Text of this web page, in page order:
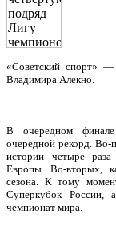
«Советский спорт»
Владимира Алекно.
В очередном
очередной рекорд. Во-
истории четыре
Европы. Во-вторых,
сезона. К тому
Суперкубок России,
чемпионат мира.